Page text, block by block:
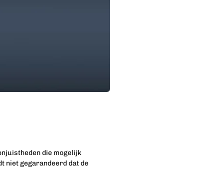
die mogelijk
niet gegarandeerd dat de